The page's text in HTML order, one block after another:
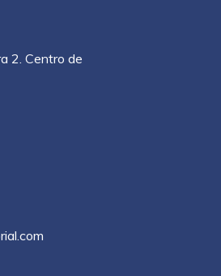
2. Centro de